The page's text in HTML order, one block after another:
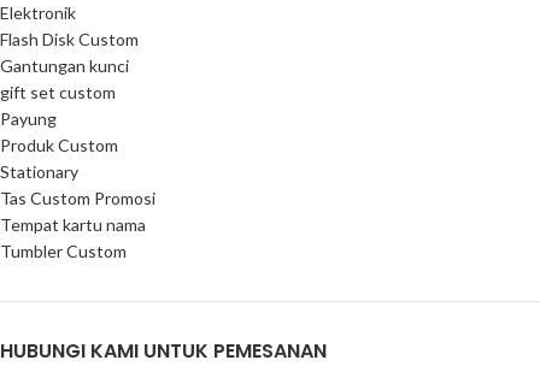
Elektronik
Flash Disk Custom
Gantungan kunci
gift set custom
Payung
Produk Custom
Stationary
Tas Custom Promosi
Tempat kartu nama
Tumbler Custom
HUBUNGI KAMI UNTUK PEMESANAN